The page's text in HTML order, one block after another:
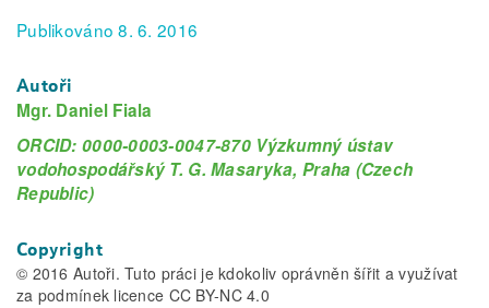
Publikováno 8. 6. 2016
Autoři
Mgr. Daniel Fiala
ORCID: 0000-0003-0047-870 Výzkumný ústav
vodohospodářský T. G. Masaryka, Praha (Czech
Republic)
Copyright
© 2016 Autoři. Tuto práci je kdokoliv oprávněn šířit a využívat
za podmínek licence CC BY-NC 4.0